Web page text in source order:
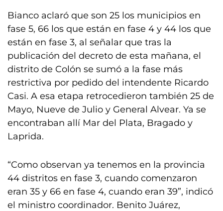
Bianco aclaró que son 25 los municipios en
fase 5, 66 los que están en fase 4 y 44 los que
están en fase 3, al señalar que tras la
publicación del decreto de esta mañana, el
distrito de Colón se sumó a la fase más
restrictiva por pedido del intendente Ricardo
Casi. A esa etapa retrocedieron también 25 de
Mayo, Nueve de Julio y General Alvear. Ya se
encontraban allí Mar del Plata, Bragado y
Laprida.
“Como observan ya tenemos en la provincia
44 distritos en fase 3, cuando comenzaron
eran 35 y 66 en fase 4, cuando eran 39”, indicó
el ministro coordinador. Benito Juárez,